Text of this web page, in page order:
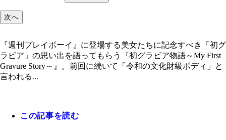
次へ
『週刊プレイボーイ』に登場する美女たちに記念すべき「初グ
ラビア」の思い出を語ってもらう『初グラビア物語～My First
Gravure Story～』。前回に続いて「令和の文化財級ボディ」と
言われる...
この記事を読む